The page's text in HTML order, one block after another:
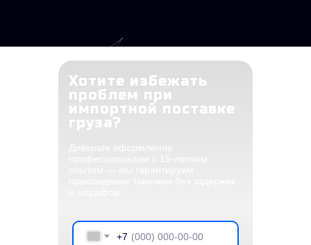
Хотите избежать
проблем при
импортной поставке
груза?
+7